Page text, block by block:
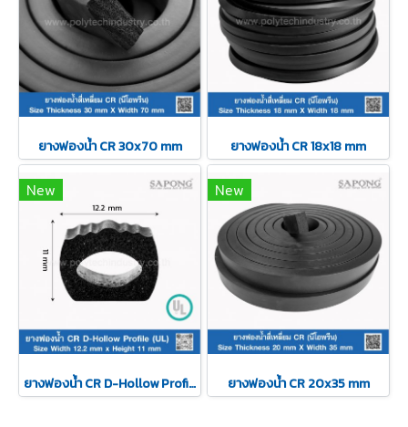
ยางฟองน้ำ CR 30x70 mm ยางฟองน้ำ CR 18x18 mm
New
ยางฟองน้ำ CR D-Hollow Profile (UL) 12.2x11mm
New
ยางฟองน้ำ CR 20x35 mm